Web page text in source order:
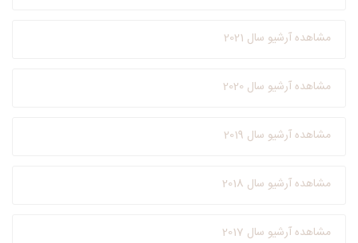
مشاهده آرشیو سال 2021
مشاهده آرشیو سال 2020
مشاهده آرشیو سال 2019
مشاهده آرشیو سال 2018
مشاهده آرشیو سال 2017